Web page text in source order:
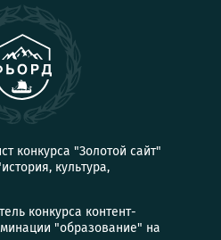
конкурса "Золотой сайт"
культура,
конкурса контент-
"образование" на